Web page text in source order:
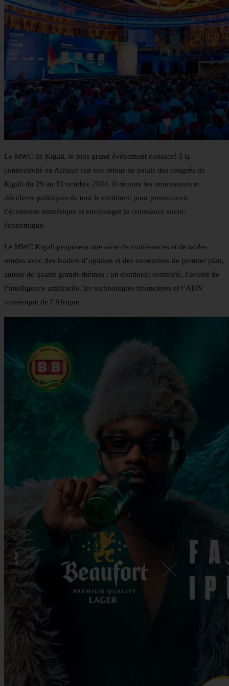
Le MWC de Kigali, le plus grand événement consacré à la
connectivité en Afrique fait son retour au palais des congrès de
Kigali du 29 au 31 octobre 2024. Il réunira les innovateurs et
décideurs politiques de tout le continent pour promouvoir
l’économie numérique et encourager la croissance socio-
économique.
Le MWC Kigali proposera une série de conférences et de tables
rondes avec des leaders d’opinion et des entreprises de premier plan,
autour de quatre grands thèmes : un continent connecté, l’avenir de
l’intelligence artificielle, les technologies financières et l’ADN
numérique de l’Afrique.